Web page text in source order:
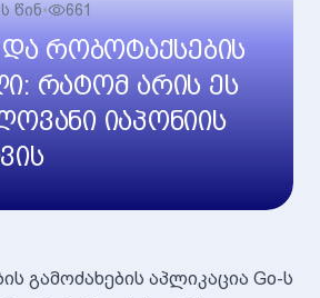
წინ• 661
და რობოტაქსების
რატომ არის ეს
იაპონიის
გამოძახების აპლიკაცია Go-ს